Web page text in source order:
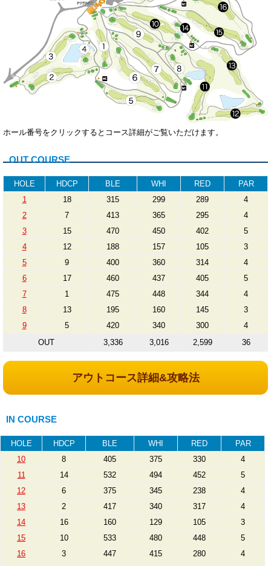
ホール番号をクリックするとコース詳細がご覧いただけます。
OUT COURSE
HOLE HDCP BLE WHI RED
PAR
1
18 315 299 289
4
2
7 413 365 295
4
3
15 470 450 402
5
4
12 188 157 105
3
5
9 400 360 314
4
6
17 460 437 405
5
7
1 475 448 344
4
8
13 195 160 145
3
9
5 420 340 300
4
OUT
3,336 3,016 2,599 36
アウトコース詳細&攻略法
IN COURSE
HOLE HDCP BLE WHI RED
PAR
10
8 405 375 330
4
11
14 532 494 452
5
12
6 375 345 238
4
13
2 417 340 317
4
14
16 160 129 105
3
15
10 533 480 448
5
16
3 447 415 280
4